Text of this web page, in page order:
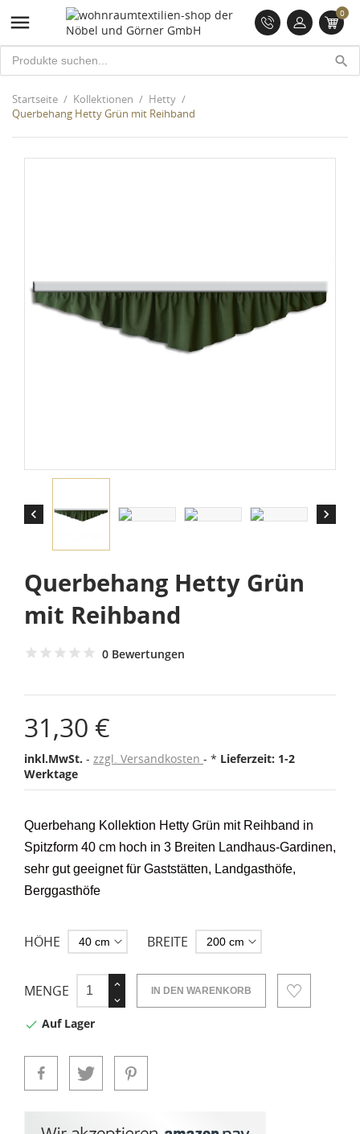
 0
search
Startseite Kollektionen
Hetty
Querbehang Hetty Grün mit Reihband
 
Querbehang Hetty Grün
mit Reihband
0 Bewertungen
31,30 €
inkl.MwSt. zzgl. Versandkosten * Lieferzeit: 1-2
Werktage
Querbehang Kollektion Hetty Grün mit Reihband in
Spitzform 40 cm hoch in 3 Breiten Landhaus-Gardinen,
sehr gut geeignet für Gaststätten, Landgasthöfe,
Berggasthöfe
HÖHE BREITE
MENGE IN DEN WARENKORB
 Auf Lager